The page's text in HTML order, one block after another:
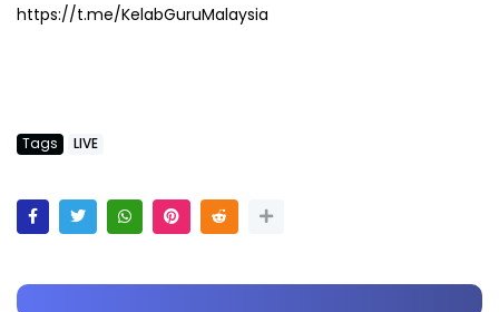
https://t.me/KelabGuruMalaysia
Tags LIVE